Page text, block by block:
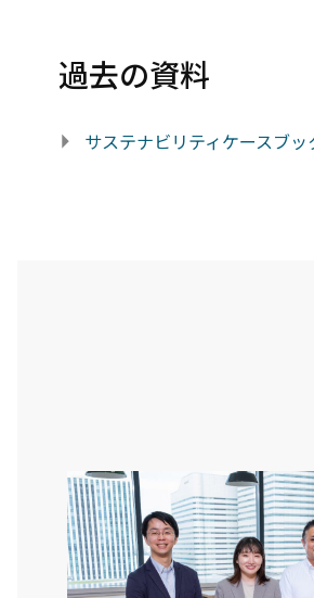
過去の資料
サステナビリティケースブ